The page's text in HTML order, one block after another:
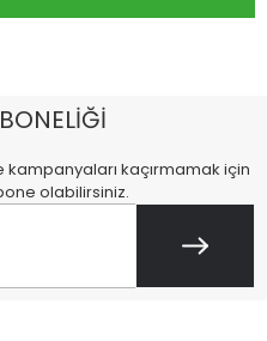
kaçırmamak için
olabilirsiniz.